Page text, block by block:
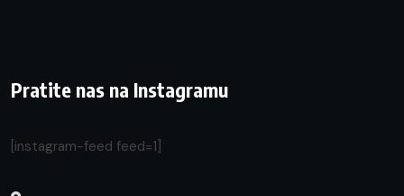
Pratite nas na Instagramu
[instagram-feed feed=1]